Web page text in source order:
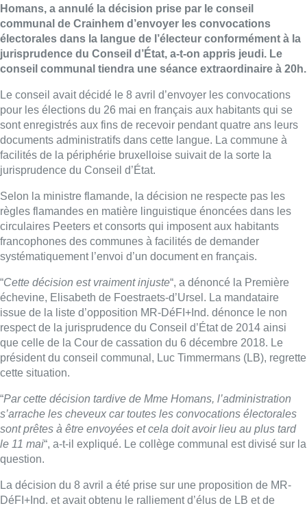
Homans, a annulé la décision prise par le conseil
communal de Crainhem d’envoyer les convocations
électorales dans la langue de l’électeur conformément à la
jurisprudence du Conseil d’État, a-t-on appris jeudi. Le
conseil communal tiendra une séance extraordinaire à 20h.
Le conseil avait décidé le 8 avril d’envoyer les convocations
pour les élections du 26 mai en français aux habitants qui se
sont enregistrés aux fins de recevoir pendant quatre ans leurs
documents administratifs dans cette langue. La commune à
facilités de la périphérie bruxelloise suivait de la sorte la
jurisprudence du Conseil d’État.
Selon la ministre flamande, la décision ne respecte pas les
règles flamandes en matière linguistique énoncées dans les
circulaires Peeters et consorts qui imposent aux habitants
francophones des communes à facilités de demander
systématiquement l’envoi d’un document en français.
“Cette décision est vraiment injuste“, a dénoncé la Première
échevine, Elisabeth de Foestraets-d’Ursel. La mandataire
issue de la liste d’opposition MR-DéFI+Ind. dénonce le non
respect de la jurisprudence du Conseil d’État de 2014 ainsi
que celle de la Cour de cassation du 6 décembre 2018. Le
président du conseil communal, Luc Timmermans (LB), regrette
cette situation.
“Par cette décision tardive de Mme Homans, l’administration
s’arrache les cheveux car toutes les convocations électorales
sont prêtes à être envoyées et cela doit avoir lieu au plus tard
le 11 mai“, a-t-il expliqué. Le collège communal est divisé sur la
question.
La décision du 8 avril a été prise sur une proposition de MR-
DéFI+Ind. et avait obtenu le ralliement d’élus de LB et de